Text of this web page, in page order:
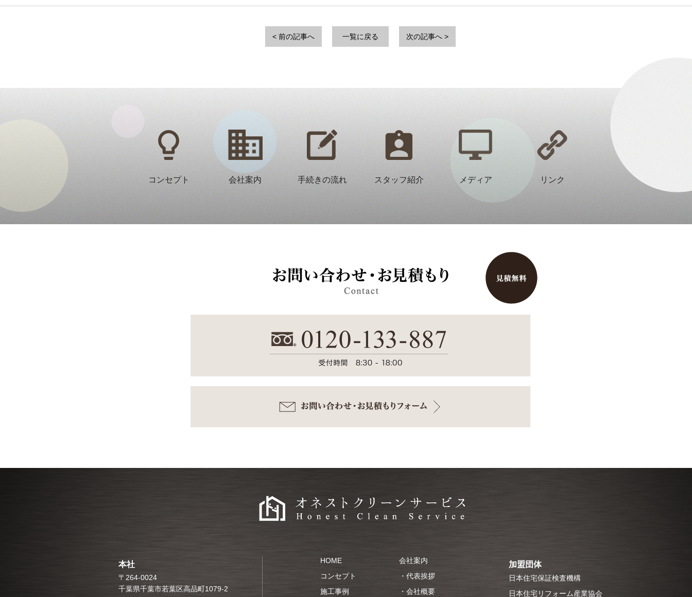
< 前の記事へ 一覧に戻る 次の記事へ >
コンセプト 会社案内 手続きの流れ スタッフ紹介 メディア リンク
本社
〒264-0024
千葉県千葉市若葉区高品町1079-2
HOME
コンセプト
施工事例
会社案内
・ 代表挨拶
・ 会社概要
加盟団体
日本住宅保証検査機構
日本住宅リフォーム産業協会